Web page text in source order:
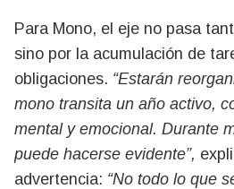
Para Mono, el eje no pasa
sino por la acumulación de
obligaciones. “Estarán
mono transita un año activo,
mental y emocional. Durante
puede hacerse evidente”,
advertencia: “No todo lo que